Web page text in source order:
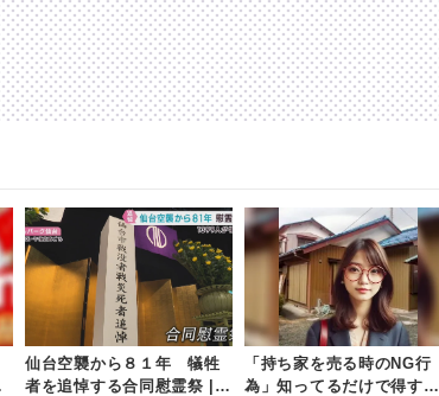
仙台空襲から８１年 犠牲
者を追悼する合同慰霊祭 | k
「持ち家を売る時のNG行
為」知ってるだけで得する